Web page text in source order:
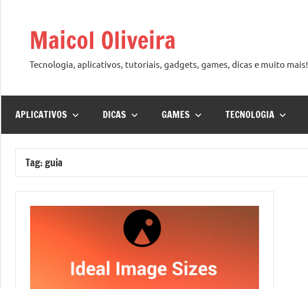
Maicol Oliveira
Tecnologia, aplicativos, tutoriais, gadgets, games, dicas e muito mais!
APLICATIVOS DICAS GAMES TECNOLOGIA
Tag:guia